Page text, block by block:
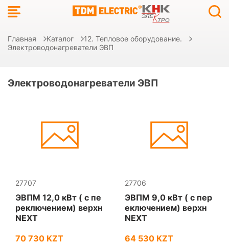
Главная Каталог
12. Тепловое оборудование.
Электроводонагреватели ЭВП
Электроводонагреватели ЭВП
27707
ЭВПМ 12,0 кВт ( с пе
реключением) верхн
NEXT
70 730 KZT
27706
ЭВПМ 9,0 кВт ( с пер
еключением) верхн
NEXT
64 530 KZT